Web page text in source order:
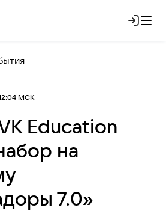
МСК
Education
на
7.0»